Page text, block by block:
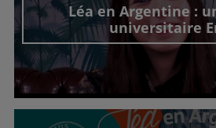
Léa en Argentine :
universitaire